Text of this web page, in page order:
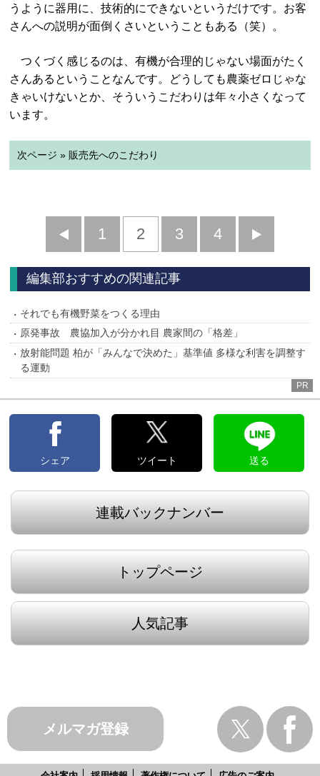
うように器用に、技術的にできないというだけです。お客
さんへの説明が面倒くさいということもある（笑）。
つくづく感じるのは、有機が合理的じゃない場面がたく
さんあるということなんです。どうしても農薬ゼロじゃな
きゃいけないとか、そういうこだわりは年々小さくなって
います。
次ページ » 販売先へのこだわり
前
へ
1 2 3 4
へ
編集部おすすめの関連記事
それでも有機野菜をつくる理由
原発事故 農協加入が分かれ目 農家間の「格差」
放射能問題 柏が「みんなで決めた」基準値 多様な利害を調整す
る運動
PR
シェア ツイート 送る
連載バックナンバー
トップページ
人気記事
メルマガ登録